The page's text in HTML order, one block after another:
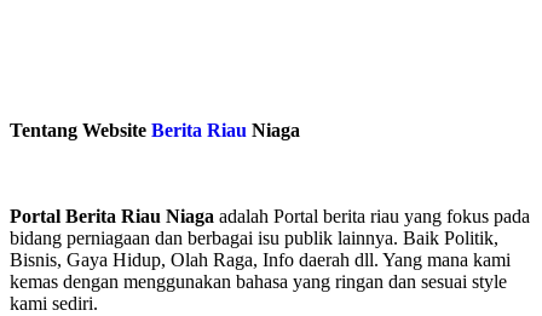
Tentang Website Berita Riau Niaga
Portal Berita Riau Niaga adalah Portal berita riau yang fokus pada
bidang perniagaan dan berbagai isu publik lainnya. Baik Politik,
Bisnis, Gaya Hidup, Olah Raga, Info daerah dll. Yang mana kami
kemas dengan menggunakan bahasa yang ringan dan sesuai style
kami sediri.